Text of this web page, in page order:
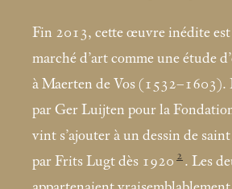
Fin 2013, cette œuvre inédite est
marché d’art comme une étude
à Maerten de Vos (1532–1603).
par Ger Luijten pour la
vint s’ajouter à un dessin de
par Frits Lugt dès 1920 2 . Les